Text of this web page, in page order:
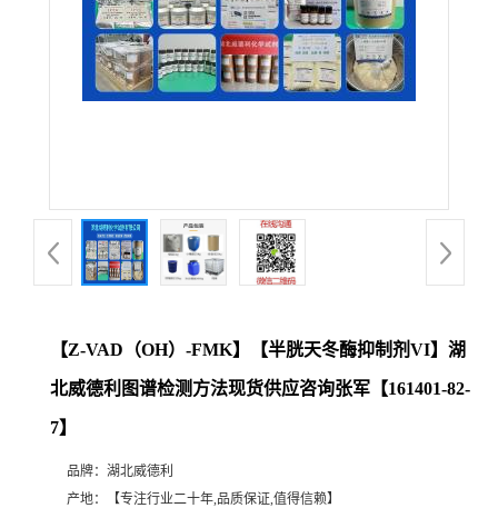
【Z-VAD（OH）-FMK】【半胱天冬酶抑制剂VI】湖
北威德利图谱检测方法现货供应咨询张军【161401-82-
7】
品牌： 湖北威德利
产地：
【专注行业二十年,品质保证,值得信赖】